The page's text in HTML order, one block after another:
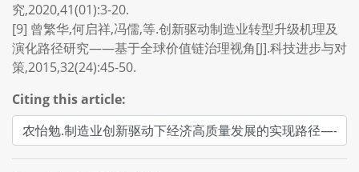
究,2020,41(01):3-20.
[9] 曾繁华,何启祥,冯儒,等.创新驱动制造业转型升级机理及
演化路径研究——基于全球价值链治理视角[J].科技进步与对
策,2015,32(24):45-50.
Citing this article: